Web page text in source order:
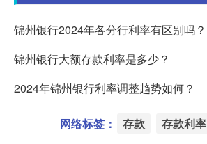
锦州银行2024年各分行利率有区别吗？
锦州银行大额存款利率是多少？
2024年锦州银行利率调整趋势如何？
网络标签： 存款 存款利率